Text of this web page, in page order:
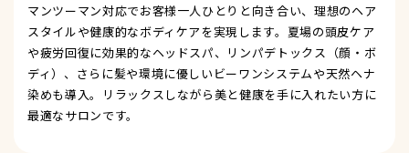
マンツーマン対応でお客様一人ひとりと向き合い、理想のヘア
スタイルや健康的なボディケアを実現します。夏場の頭皮ケア
や疲労回復に効果的なヘッドスパ、リンパデトックス（顔・ボ
ディ）、さらに髪や環境に優しいビーワンシステムや天然ヘナ
染めも導入。リラックスしながら美と健康を手に入れたい方に
最適なサロンです。